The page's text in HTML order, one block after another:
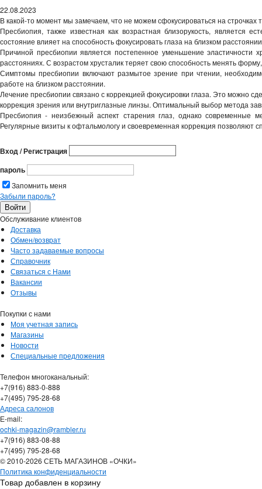
22.08.2023
В какой-то момент мы замечаем, что не можем сфокусироваться на
Пресбиопия, также известная как возрастная близорукость, является
состояние влияет на способность фокусировать глаза на близком
Причиной пресбиопии является постепенное уменьшение
расстояниях. С возрастом хрусталик теряет свою способность менять
Симптомы пресбиопии включают размытое зрение при чтении,
работе на близком расстоянии.
Лечение пресбиопии связано с коррекцией фокусировки глаза. Это можно
коррекция зрения или внутриглазные линзы. Оптимальный выбор метода
Пресбиопия - неизбежный аспект старения глаз, однако современные
Регулярные визиты к офтальмологу и своевременная коррекция
Вход / Регистрация
пароль
Запомнить меня
Забыли пароль?
Обслуживание клиентов
Доставка
Обмен/возврат
Часто задаваемые вопросы
Справочник
Связаться с Нами
Вакансии
Отзывы
Покупки с нами
Моя учетная запись
Магазины
Новости
Специальные предложения
Телефон многоканальный:
+7(916) 883-0-888
+7(495) 795-28-68
Адреса салонов
Е-mail:
ochki-magazin@rambler.ru
+7(916) 883-08-88
+7(495) 795-28-68
© 2010-2026 СЕТЬ МАГАЗИНОВ «ОЧКИ»
Политика конфиденциальности
Товар добавлен в корзину